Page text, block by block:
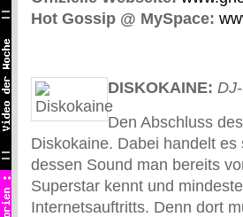
Hot Gossip @ MySpace:
DISKOKAINE:
Den Abschluss
Diskokaine. Dabei handelt
dessen Sound man bereits
Superstar kennt und
Internetsauftritts. Denn dort